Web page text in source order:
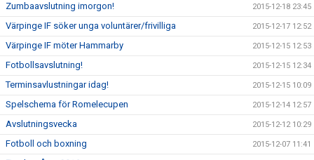
Zumbaavslutning imorgon! 2015-12-18 23:45
Värpinge IF söker unga voluntärer/frivilliga 2015-12-17 12:52
Värpinge IF möter Hammarby 2015-12-15 12:53
Fotbollsavslutning! 2015-12-15 12:34
Terminsavlustningar idag! 2015-12-15 10:09
Spelschema för Romelecupen 2015-12-14 12:57
Avslutningsvecka 2015-12-12 10:29
Fotboll och boxning 2015-12-07 11:41